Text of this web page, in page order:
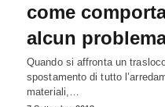
come
alcun
Quando si affronta un
spostamento di tutto
materiali,…